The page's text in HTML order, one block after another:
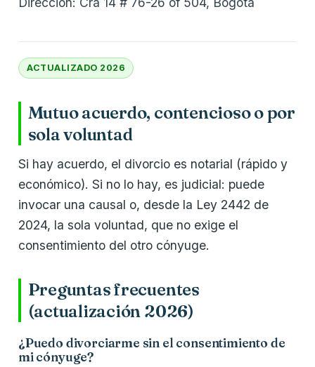
ACTUALIZADO 2026
Mutuo acuerdo, contencioso o por
sola voluntad
Si hay acuerdo, el divorcio es notarial (rápido y
económico). Si no lo hay, es judicial: puede
invocar una causal o, desde la Ley 2442 de
2024, la sola voluntad, que no exige el
consentimiento del otro cónyuge.
Preguntas frecuentes
(actualización 2026)
¿Puedo divorciarme sin el consentimiento de
mi cónyuge?